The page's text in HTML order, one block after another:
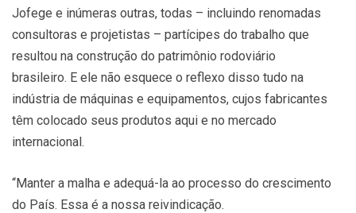
Jofege e inúmeras outras, todas – incluindo renomadas
consultoras e projetistas – partícipes do trabalho que
resultou na construção do patrimônio rodoviário
brasileiro. E ele não esquece o reflexo disso tudo na
indústria de máquinas e equipamentos, cujos fabricantes
têm colocado seus produtos aqui e no mercado
internacional.
“Manter a malha e adequá-la ao processo do crescimento
do País. Essa é a nossa reivindicação.